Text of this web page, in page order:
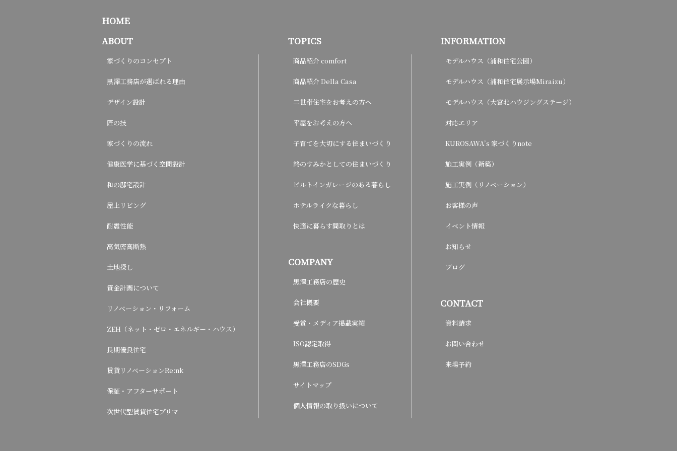
HOME
ABOUT
家づくりのコンセプト
黒澤工務店が選ばれる理由
デザイン設計
匠の技
家づくりの流れ
健康医学に基づく空間設計
和の邸宅設計
屋上リビング
耐震性能
高気密高断熱
土地探し
資金計画について
リノベーション・リフォーム
ZEH（ネット・ゼロ・エネルギー・ハウス）
長期優良住宅
賃貸リノベーションRe:nk
保証・アフターサポート
次世代型賃貸住宅プリマ
TOPICS
商品紹介 comfort
商品紹介 Della Casa
二世帯住宅をお考えの方へ
平屋をお考えの方へ
子育てを大切にする住まいづくり
終のすみかとしての住まいづくり
ビルトインガレージのある暮らし
ホテルライクな暮らし
快適に暮らす間取りとは
COMPANY
黒澤工務店の歴史
会社概要
受賞・メディア掲載実績
ISO認定取得
黒澤工務店のSDGs
サイトマップ
個人情報の取り扱いについて
INFORMATION
モデルハウス（浦和住宅公園）
モデルハウス（浦和住宅展示場Miraizu）
モデルハウス（大宮北ハウジングステージ）
対応エリア
KUROSAWA’s 家づくりnote
施工実例（新築）
施工実例（リノベーション）
お客様の声
イベント情報
お知らせ
ブログ
CONTACT
資料請求
お問い合わせ
来場予約